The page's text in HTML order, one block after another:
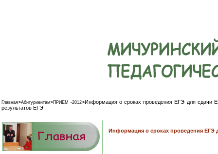
Главная>Абитуриентам>ПРИЕМ -2012>Информация о сроках проведения ЕГЭ для сдачи
результатов ЕГЭ
Информация о сроках проведения ЕГЭ